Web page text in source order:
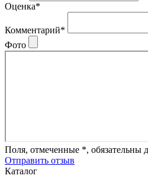
Оценка*
Комментарий*
Фото
Поля, отмеченные *, обязательны
Отправить отзыв
Каталог